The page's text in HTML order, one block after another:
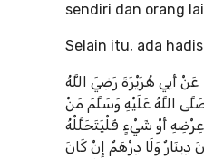
sendiri dan orang
Selain itu, ada
عَنْ أَبِي هُرَيْرَةَ رَضِيَ اللَّهُ
اللَّهُ عَلَيْهِ وَسَلَّمَ مَنْ
أَوْ شَيْءٍ فَلْيَتَحَلَّلْهُ
دِينَارٌ وَلَا دِرْهَمٌ إِنْ كَانَ